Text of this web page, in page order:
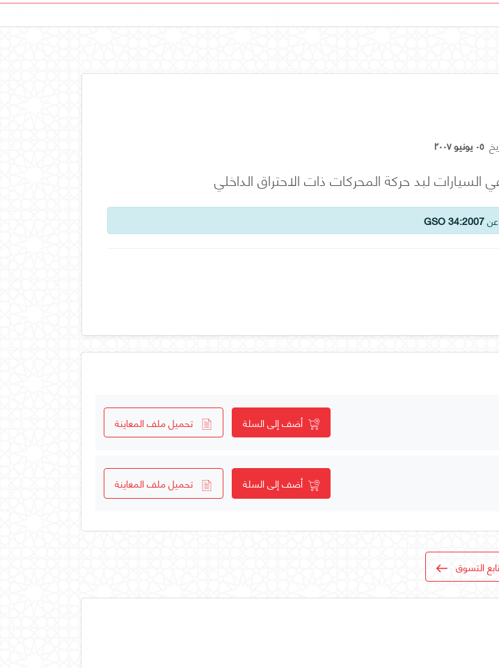
٠٥ يونيو ٢٠٠٧
لبد حركة المحركات ذات الاحتراق الداخلي
GSO 34:2007
أضف إلى السلة تحميل ملف المعاينة
أضف إلى السلة تحميل ملف المعاينة
تابع التسوق